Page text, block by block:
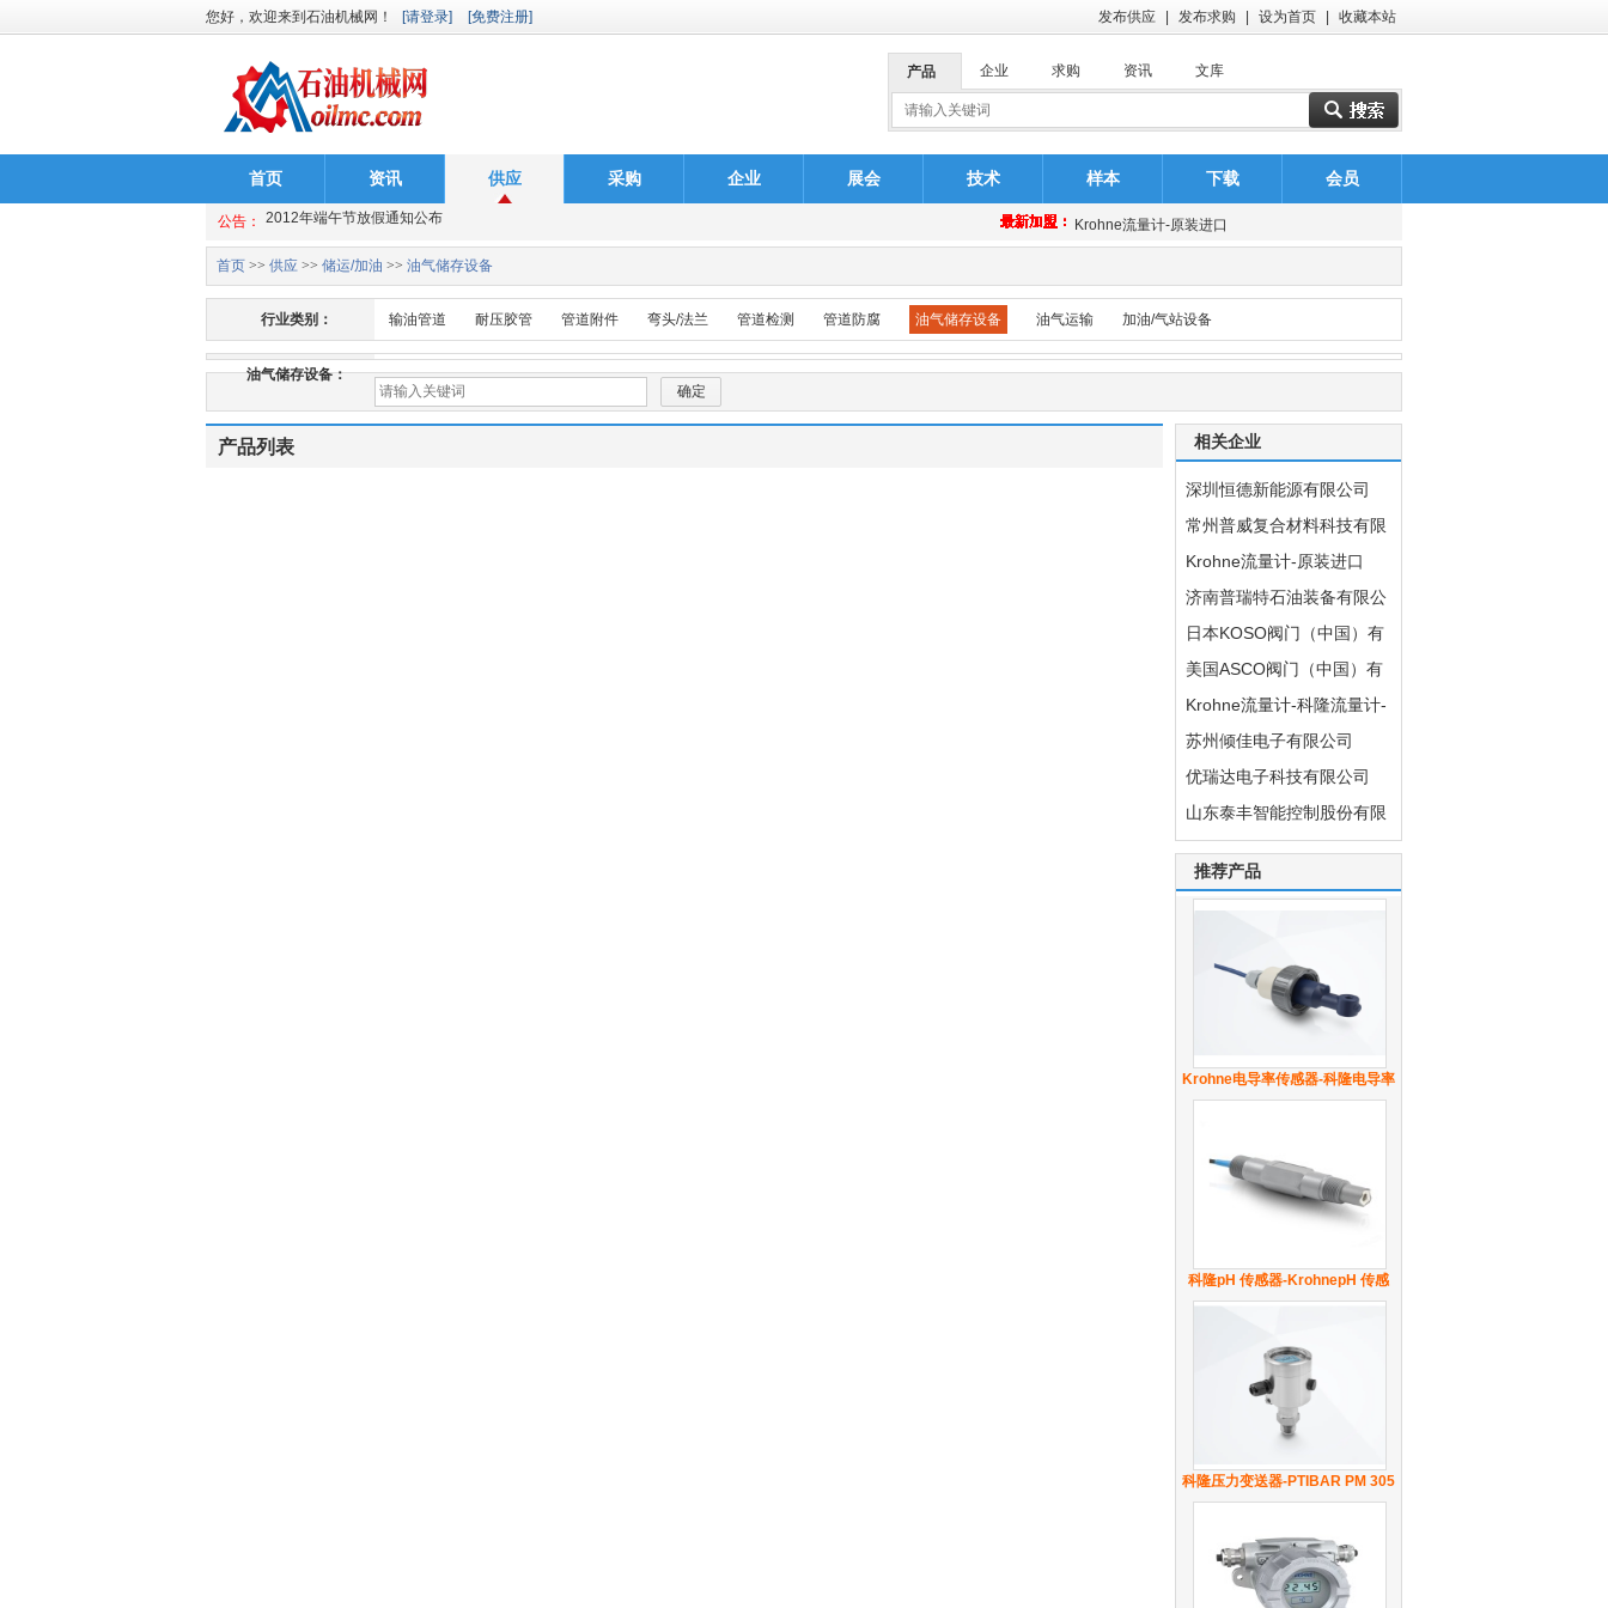
您好，欢迎来到石油机械网！ [请登录] [免费注册] 发布供应 发布求购 设为首页 收藏本站
产品 企业 求购 资讯 文库
首页 资讯 供应 采购 企业 展会 技术 样本 下载 会员
公告：
国务院办公厅日前下发2013年部分节假日安排
2012年端午节放假通知公布
2012祝天下儿童节快乐
国务院办公厅日前下发2013年部分节假日安排
2012祝天下儿童节快乐
最新加盟：
最新加盟：
常州普威复合材料科技有限公司
最新加盟： Krohne流量计-原装进口
最新加盟：
最新加盟：
日本KOSO阀门（中国）有限公司
最新加盟：
最新加盟：
Krohne流量计-科隆流量计-原装进口
最新加盟：
最新加盟：
优瑞达电子科技有限公司
最新加盟：
山东泰丰智能控制股份有限公司电子商部
最新加盟：
深圳恒德新能源有限公司
最新加盟：
常州普威复合材料科技有限公司
最新加盟：
Krohne流量计-原装进口
最新加盟：
济南普瑞特石油装备有限公司
最新加盟：
日本KOSO阀门（中国）有限公司
最新加盟：
美国ASCO阀门（中国）有限公司
最新加盟：
Krohne流量计-科隆流量计-原装进口
最新加盟：
苏州倾佳电子有限公司
最新加盟：
优瑞达电子科技有限公司
最新加盟：
山东泰丰智能控制股份有限公司电子商部
首页 >> 供应 >> 储运/加油 >> 油气储存设备
行业类别： 输油管道 耐压胶管 管道附件 弯头/法兰 管道检测 管道防腐 油气储存设备 油气运输 加油/气站设备
油气储存设备：
产品列表 相关企业
深圳恒德新能源有限公司
常州普威复合材料科技有限
公司
Krohne流量计-原装进口
济南普瑞特石油装备有限公
司
日本KOSO阀门（中国）有
限公司
美国ASCO阀门（中国）有
限公司
Krohne流量计-科隆流量计-
原装进口
苏州倾佳电子有限公司
优瑞达电子科技有限公司
山东泰丰智能控制股份有限
推荐产品
Krohne电导率传感器-科隆电导率
传感器-OPTISENS IND 1000系列
科隆pH 传感器-KrohnepH 传感
器-OPTISENS PH 8590系列
科隆压力变送器-PTIBAR PM 305
0系列